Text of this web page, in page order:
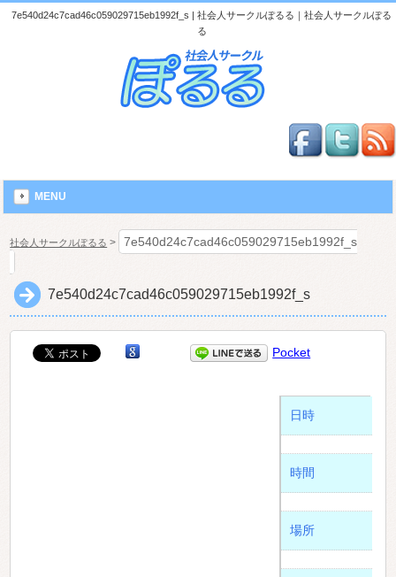
7e540d24c7cad46c059029715eb1992f_s | 社会人サークルぽるる｜社会人サークルぽる
る
MENU
社会人サークルぽるる > 7e540d24c7cad46c059029715eb1992f_s
7e540d24c7cad46c059029715eb1992f_s
Pocket
日時
時間
場所